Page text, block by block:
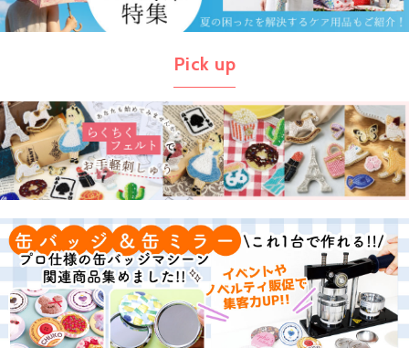
Pick up